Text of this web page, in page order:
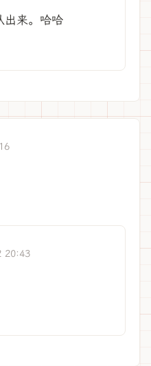
出来。哈哈
20:43